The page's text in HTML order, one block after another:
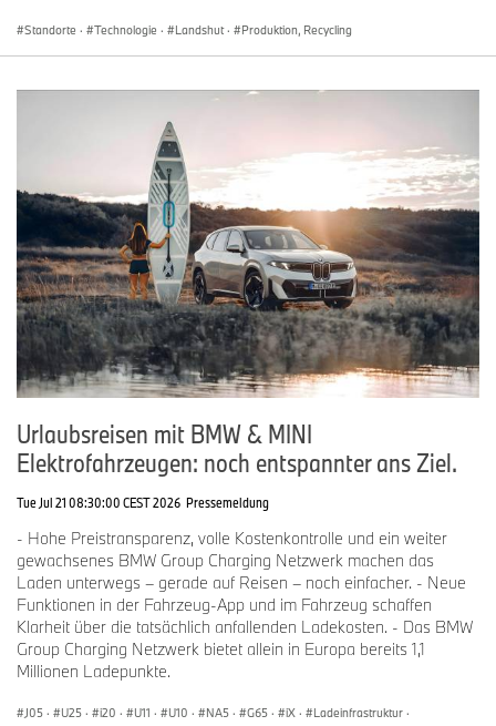
Standorte · Technologie · Landshut · Produktion, Recycling
Urlaubsreisen mit BMW & MINI
Elektrofahrzeugen: noch entspannter ans Ziel.
Tue Jul 21 08:30:00 CEST 2026 Pressemeldung
- Hohe Preistransparenz, volle Kostenkontrolle und ein weiter
gewachsenes BMW Group Charging Netzwerk machen das
Laden unterwegs – gerade auf Reisen – noch einfacher. - Neue
Funktionen in der Fahrzeug-App und im Fahrzeug schaffen
Klarheit über die tatsächlich anfallenden Ladekosten. - Das BMW
Group Charging Netzwerk bietet allein in Europa bereits 1,1
Millionen Ladepunkte.
J05 · U25 · i20 · U11 · U10 · NA5 · G65 · iX · Ladeinfrastruktur ·